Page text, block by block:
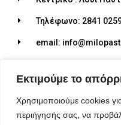
Εκτιμούμε το
Χρησιμοποιούμε cookies
περιήγησής σας, να
Τηλέφωνο: 2841
email:
© 2026 ALL